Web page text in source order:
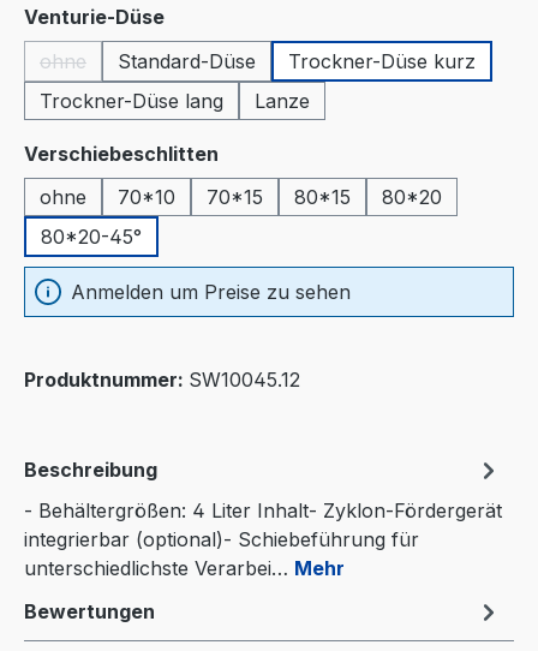
Venturie-Düseauswählen
ohne
(Diese Option ist zurzeit nicht verfügbar.)
Standard-Düse
Trockner-Düse kurz
Trockner-Düse lang
Lanze
Verschiebeschlitten
ohne
70*10 70*15 80*15
80*20
80*20-45°
Anmelden um Preise zu sehen
Produktnummer: SW10045.12
Beschreibung
- Behältergrößen: 4 Liter Inhalt- Zyklon-Fördergerät
integrierbar (optional)- Schiebeführung für
unterschiedlichste Verarbei… Mehr
Bewertungen